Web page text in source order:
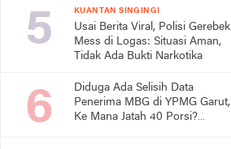
KUANTAN SINGINGI
Usai Berita Viral, Polisi Gerebek
Mess di Logas: Situasi Aman,
Tidak Ada Bukti Narkotika
Diduga Ada Selisih Data
Penerima MBG di YPMG Garut,
Ke Mana Jatah 40 Porsi?